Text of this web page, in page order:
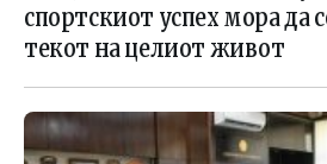
спортскиот успех мора да
текот на целиот живот